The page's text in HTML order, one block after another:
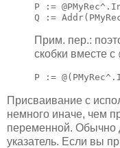
P :=
Q :=
Прим. пер.:
скобки вместе с
P :=
Присваивание с
немного иначе, чем
переменной. Обычно
указатель. Если вы